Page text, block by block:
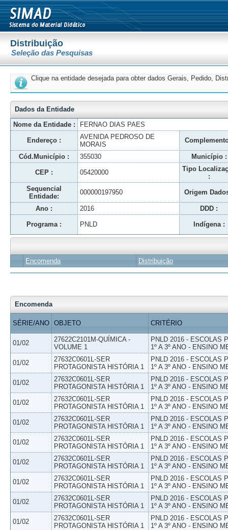
Distribuição
Seleção das Pesquisas
Clique na entidade desejada para obter dados Gerais, Pedido,
Dados da Entidade
Nome da Entidade :
FERNAO DIAS PAES
Endereço :
AVENIDA PEDROSO DE
MORAIS
Cód.Município : 355030 Município :
CEP : 05420000
Tipo
:
Sequencial
Entidade:
000000197950 Origem
Ano : 2016 DDD :
Programa : PNLD Indígena :
Encomenda Distribuição
Encomenda
SÉRIE/ANO OBJETO CRITÉRIO
01/02
27622C2101M-QUÍMICA -
VOLUME 1
PNLD 2016 - ESCOLAS
1º A 3º ANO - ENSINO
01/02
27632C0601L-SER
PROTAGONISTA HISTÓRIA 1
PNLD 2016 - ESCOLAS
1º A 3º ANO - ENSINO
01/02
27632C0601L-SER
PROTAGONISTA HISTÓRIA 1
PNLD 2016 - ESCOLAS
1º A 3º ANO - ENSINO
01/02
27632C0601L-SER
PROTAGONISTA HISTÓRIA 1
PNLD 2016 - ESCOLAS
1º A 3º ANO - ENSINO
01/02
27632C0601L-SER
PROTAGONISTA HISTÓRIA 1
PNLD 2016 - ESCOLAS
1º A 3º ANO - ENSINO
01/02
27632C0601L-SER
PROTAGONISTA HISTÓRIA 1
PNLD 2016 - ESCOLAS
1º A 3º ANO - ENSINO
01/02
27632C0601L-SER
PROTAGONISTA HISTÓRIA 1
PNLD 2016 - ESCOLAS
1º A 3º ANO - ENSINO
01/02
27632C0601L-SER
PROTAGONISTA HISTÓRIA 1
PNLD 2016 - ESCOLAS
1º A 3º ANO - ENSINO
01/02
27632C0601L-SER
PROTAGONISTA HISTÓRIA 1
PNLD 2016 - ESCOLAS
1º A 3º ANO - ENSINO
01/02
27632C0601L-SER
PROTAGONISTA HISTÓRIA 1
PNLD 2016 - ESCOLAS
1º A 3º ANO - ENSINO